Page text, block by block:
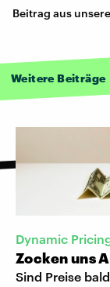
Beitrag aus
Weitere Beiträge
Dynamic
Zocken uns
Sind Preise